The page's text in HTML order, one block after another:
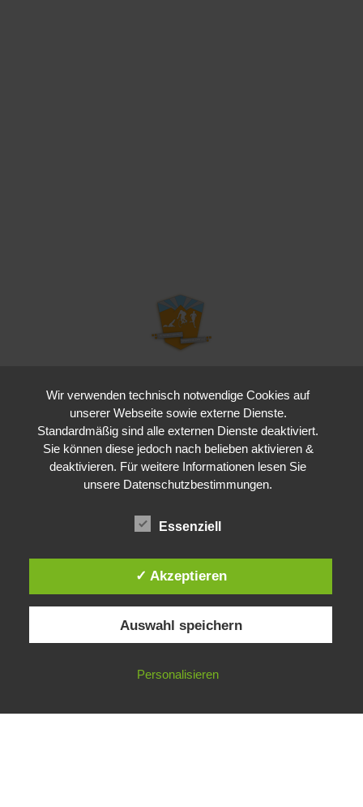
Kraichgau Triathlon e. V.
Waldstraße 4
76646 Bruchsal
Wir verwenden technisch notwendige Cookies auf
unserer Webseite sowie externe Dienste.
Standardmäßig sind alle externen Dienste deaktiviert.
Sie können diese jedoch nach belieben aktivieren &
deaktivieren. Für weitere Informationen lesen Sie
unsere Datenschutzbestimmungen.
Essenziell
✓ Akzeptieren
Auswahl speichern
Personalisieren